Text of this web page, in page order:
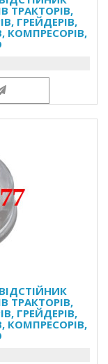
ТРАКТОРІВ,
ГРЕЙДЕРІВ,
КОМПРЕСОРІВ,
ТРАКТОРІВ,
ГРЕЙДЕРІВ,
КОМПРЕСОРІВ,